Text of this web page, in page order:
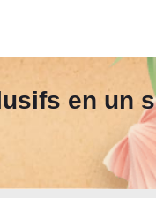
en un